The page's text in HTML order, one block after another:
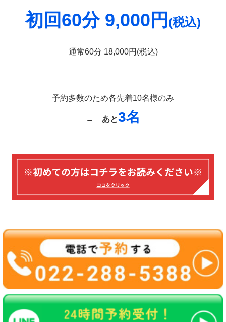
初回60分 9,000円 (税込)
通常60分 18,000円(税込)
予約多数のため各先着10名様のみ
→ あと3名